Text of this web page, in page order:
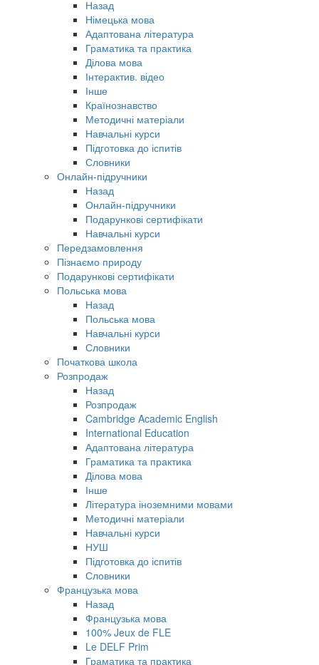
Назад
Німецька мова
Адаптована література
Граматика та практика
Ділова мова
Інтерактив. відео
Інше
Країнознавство
Методичні матеріали
Навчальні курси
Підготовка до іспитів
Словники
Онлайн-підручники
Назад
Онлайн-підручники
Подарункові сертифікати
Навчальні курси
Передзамовлення
Пізнаємо природу
Подарункові сертифікати
Польська мова
Назад
Польська мова
Навчальні курси
Словники
Початкова школа
Розпродаж
Назад
Розпродаж
Cambridge Academic English
International Education
Адаптована література
Граматика та практика
Ділова мова
Інше
Література іноземними мовами
Методичні матеріали
Навчальні курси
НУШ
Підготовка до іспитів
Словники
Французька мова
Назад
Французька мова
100% Jeux de FLE
Le DELF Prim
Граматика та практика